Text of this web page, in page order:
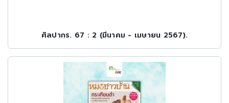
ศิลปากร. 67 : 2 (มีนาคม - เมษายน 2567).